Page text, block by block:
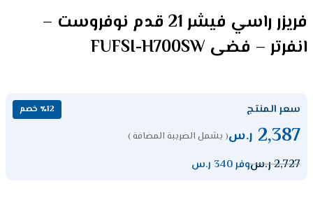
فريزر راسي فيشر 21 قدم نوفروست –
انفرتر – فضى FUFSI-H700SW
سعر المنتج ٪12 خصم
2,387 ر.س( يشمل الضريبة المضافة )
2,727ر.سوفر 340 ر.س